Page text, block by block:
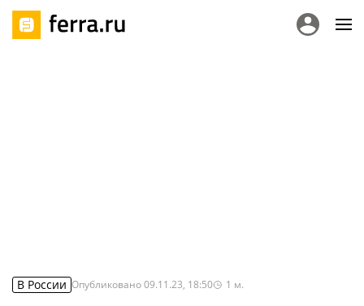
В России Опубликовано09.11.23, 18:50 1 м.